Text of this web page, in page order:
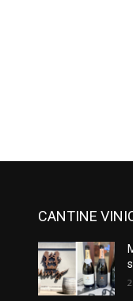
CANTINE